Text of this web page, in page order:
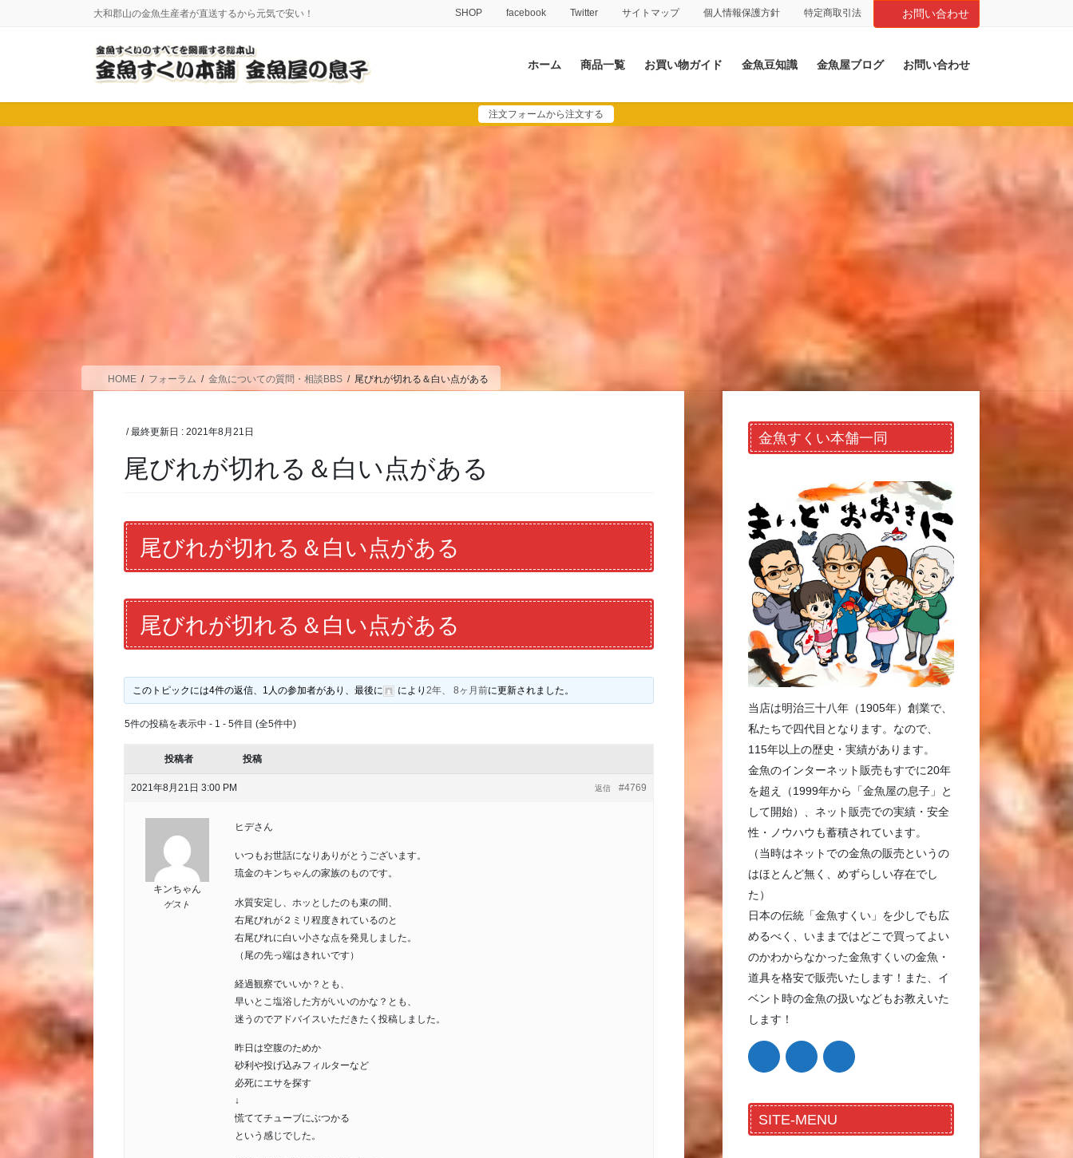
に
移
ョ
ン
大和郡山の金魚生産者が直送するから元気で安い！ SHOP facebook Twitter サイトマップ 個人情報保護方針 特定商取引法 お問い合わせ
ホーム 商品一覧 お買い物ガイド 金魚豆知識 金魚屋ブログ お問い合わせ
注文フォームから注文する
HOME フォーラム 金魚についての質問・相談BBS 尾びれが切れる＆白い点がある
/ 最終更新日 :2021年8月21日
尾びれが切れる＆白い点がある
尾びれが切れる＆白い点がある
尾びれが切れる＆白い点がある
このトピックには4件の返信、1人の参加者があり、最後に により 2年、 8ヶ月前に更新されました。
5件の投稿を表示中 - 1 - 5件目 (全5件中)
投稿者 投稿
2021年8月21日 3:00 PM #4769
返信
キンちゃん
ゲスト
ヒデさん
いつもお世話になりありがとうございます。
琉金のキンちゃんの家族のものです。
水質安定し、ホッとしたのも束の間、
右尾びれが２ミリ程度きれているのと
右尾びれに白い小さな点を発見しました。
（尾の先っ端はきれいです）
経過観察でいいか？とも、
早いとこ塩浴した方がいいのかな？とも、
迷うのでアドバイスいただきたく投稿しました。
昨日は空腹のためか
砂利や投げ込みフィルターなど
必死にエサを探す
↓
慌ててチューブにぶつかる
という感じでした。
金魚すくい本舗一同
当店は明治三十八年（1905年）創業で、
私たちで四代目となります。なので、
115年以上の歴史・実績があります。
金魚のインターネット販売もすでに20年
を超え（1999年から「金魚屋の息子」と
して開始）、ネット販売での実績・安全
性・ノウハウも蓄積されています。
（当時はネットでの金魚の販売というの
はほとんど無く、めずらしい存在でし
た）
日本の伝統「金魚すくい」を少しでも広
めるべく、いままではどこで買ってよい
のかわからなかった金魚すくいの金魚・
道具を格安で販売いたします！また、イ
ベント時の金魚の扱いなどもお教えいた
します！
SITE-MENU